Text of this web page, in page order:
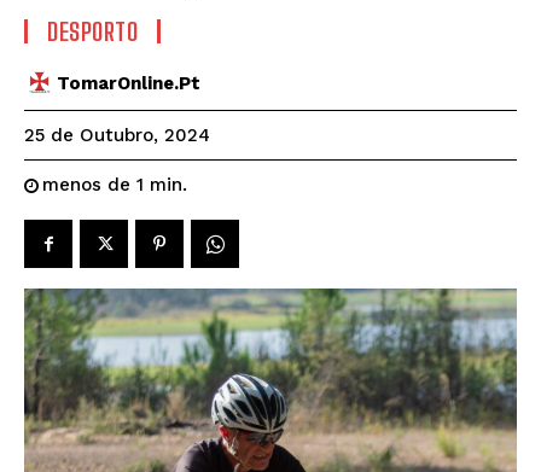
DESPORTO
TomarOnline.pt
25 de Outubro, 2024
menos de 1 min.